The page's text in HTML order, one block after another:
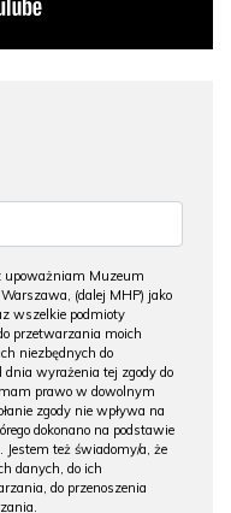
upoważniam Muzeum
(dalej MHP) jako
wszelkie podmioty
przetwarzania moich
niezbędnych do
wyrażenia tej zgody do
prawo w dowolnym
zgody nie wpływa na
dokonano na podstawie
Jestem też świadomy/a, że
danych, do ich
do przenoszenia